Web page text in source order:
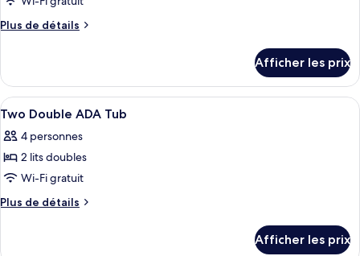
ce
chambre :
King
ADA
Tub
Plus de détails
Plus
King
ADA
Tub
Afficher les prix
Afficher
toutes
les
photos
pour
ce
2
Two Double ADA Tub
4 personnes
2 lits doubles
Wi-Fi gratuit
Plus de détails
Plus
Afficher les prix